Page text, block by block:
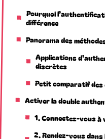
Pourquoi
différence
Panorama des
Applications
discrètes
Petit comparatif
Activer la double
1. Connectez-vous
2. Rendez-vous